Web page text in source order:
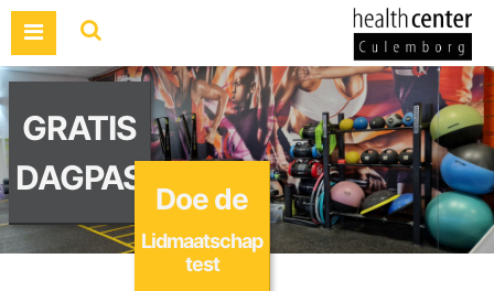
GRATIS
DAGPAS
Doe de
Lidmaatschap
test